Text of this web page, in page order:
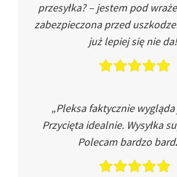
przesyłka? – jestem pod
zabezpieczona przed
już lepiej się nie
„Pleksa faktycznie wygląda
Przycięta idealnie. Wysyłka
Polecam bardzo